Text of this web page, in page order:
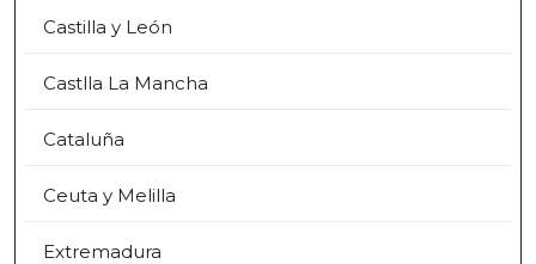
Castilla y León
Castlla La Mancha
Cataluña
Ceuta y Melilla
Extremadura